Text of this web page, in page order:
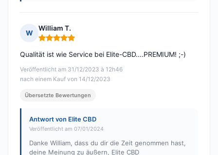
W
William T.
Hinweis: 5 von 5
Veröffentlicht am 31/12/2023 à 12h46
nach einem Kauf von 14/12/2023
Qualität ist wie Service bei Elite-CBD....PREMIUM! ;-)
Übersetzte Bewertungen
Antwort von Elite CBD
Veröffentlicht am 07/01/2024
Danke William, dass du dir die Zeit genommen hast,
deine Meinung zu äußern, Elite CBD